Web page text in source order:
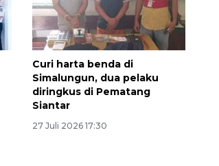
Curi harta benda di
Simalungun, dua pelaku
diringkus di Pematang
Siantar
27 Juli 2026 17:30
ribu sambungan baru
gas 2026
08-07 18:00:00